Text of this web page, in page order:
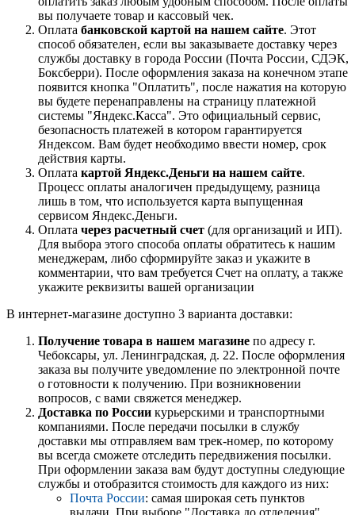
вы получаете товар и кассовый чек.
Оплата банковской картой на нашем сайте. Этот
способ обязателен, если вы заказываете доставку через
службы доставку в города России (Почта России, СДЭК,
Боксберри). После оформления заказа на конечном этапе
появится кнопка "Оплатить", после нажатия на которую
вы будете перенаправлены на страницу платежной
системы "Яндекс.Касса". Это официальный сервис,
безопасность платежей в котором гарантируется
Яндексом. Вам будет необходимо ввести номер, срок
действия карты.
Оплата картой Яндекс.Деньги на нашем сайте.
Процесс оплаты аналогичен предыдущему, разница
лишь в том, что используется карта выпущенная
сервисом Яндекс.Деньги.
Оплата через расчетный счет (для организаций и ИП).
Для выбора этого способа оплаты обратитесь к нашим
менеджерам, либо сформируйте заказ и укажите в
комментарии, что вам требуется Счет на оплату, а также
укажите реквизиты вашей организации
В интернет-магазине доступно 3 варианта доставки:
Получение товара в нашем магазине по адресу г.
Чебоксары, ул. Ленинградская, д. 22. После оформления
заказа вы получите уведомление по электронной почте
о готовности к получению. При возникновении
вопросов, с вами свяжется менеджер.
Доставка по России курьерскими и транспортными
компаниями. После передачи посылки в службу
доставки мы отправляем вам трек-номер, по которому
вы всегда сможете отследить передвижения посылки.
При оформлении заказа вам будут доступны следующие
службы и отобразится стоимость для каждого из них:
Почта России: самая широкая сеть пунктов
выдачи. При выборе "Доставка до отделения"